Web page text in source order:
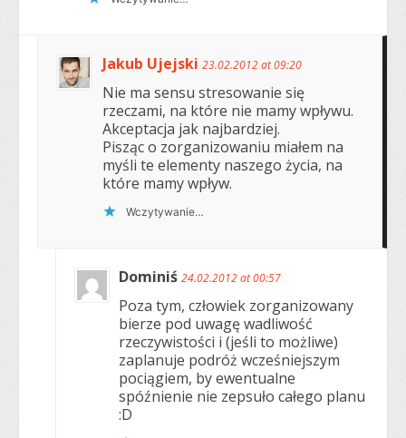
Jakub Ujejski 23.02.2012 at 09:20
Nie ma sensu stresowanie się
rzeczami, na które nie mamy wpływu.
Akceptacja jak najbardziej.
Pisząc o zorganizowaniu miałem na
myśli te elementy naszego życia, na
które mamy wpływ.
Wczytywanie…
Dominiś 24.02.2012 at 00:57
Poza tym, człowiek zorganizowany
bierze pod uwagę wadliwość
rzeczywistości i (jeśli to możliwe)
zaplanuje podróż wcześniejszym
pociągiem, by ewentualne
spóźnienie nie zepsuło całego planu
:D